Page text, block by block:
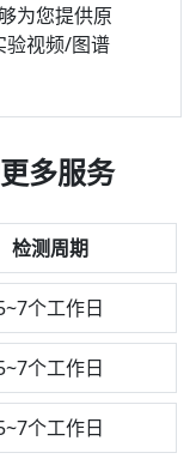
为您提供原
验视频/图谱
多服务
检测周期
个工作日
个工作日
个工作日